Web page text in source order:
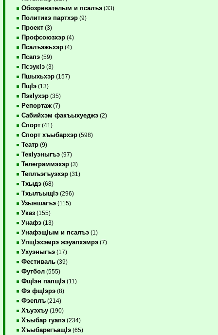
Обозревателым и псалъэ (33)
Политикэ партхэр (9)
Проект (3)
Профсоюзхэр (4)
Псалъэжьхэр (4)
Псапэ (59)
ПсэукIэ (3)
Пшыхьхэр (157)
ПщIэ (13)
ПэкIухэр (35)
Репортаж (7)
Сабийхэм факъыхуеджэ (2)
Спорт (41)
Спорт хъыбархэр (598)
Театр (9)
ТекIуэныгъэ (97)
Телеграммэхэр (3)
Теплъэгъуэхэр (31)
Тхыдэ (68)
ТхылъыщIэ (296)
Узыншагъэ (115)
Указ (155)
Унафэ (13)
УнафэщIым и псалъэ (1)
УпщIэхэмрэ жэуапхэмрэ (7)
Ухуэныгъэ (17)
Фестиваль (39)
Футбол (555)
ФщIэн папщIэ (11)
Фэ фщIэрэ (8)
Фэеплъ (214)
Хъуэхъу (190)
Хъыбар гуапэ (234)
ХъыбарегъащIэ (65)